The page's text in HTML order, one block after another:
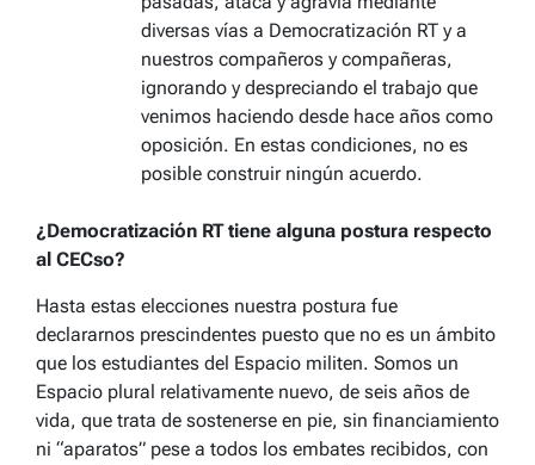
diversas vías a Democratización RT y a
nuestros compañeros y compañeras,
ignorando y despreciando el trabajo que
venimos haciendo desde hace años como
oposición. En estas condiciones, no es
posible construir ningún acuerdo.
¿Democratización RT tiene alguna postura respecto
al CECso?
Hasta estas elecciones nuestra postura fue
declararnos prescindentes puesto que no es un ámbito
que los estudiantes del Espacio militen. Somos un
Espacio plural relativamente nuevo, de seis años de
vida, que trata de sostenerse en pie, sin financiamiento
ni “aparatos” pese a todos los embates recibidos, con